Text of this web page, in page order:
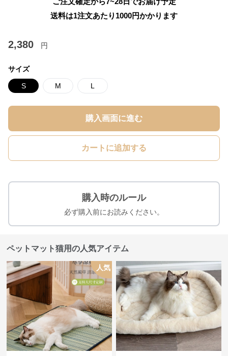
送料は1注文あたり 1000円かかります
2,380 円
サイズ
S M L
購入画面に進む
カートに追加する
購入時のルール
必ず購入前にお読みください。
ペットマット猫用の人気アイテム
人気